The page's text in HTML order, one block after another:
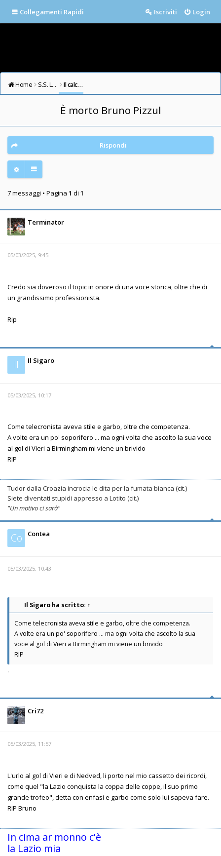
Collegamenti Rapidi Login
Iscriviti
Home S.S. LAZIO FORUM Il calcio in testa
È morto Bruno Pizzul
Rispondi
7 messaggi • Pagina 1 di 1
Terminator
05/03/2025, 9:45
Credo sia doveroso il topic in onore di una voce storica, oltre che di
un grandissimo professionista.
Rip
Il Il Sigaro
05/03/2025, 10:17
Come telecronista aveva stile e garbo, oltre che competenza.
A volte era un po' soporifero ... ma ogni volta che ascolto la sua voce
al gol di Vieri a Birmingham mi viene un brivido
RIP
Tudor dalla Croazia incrocia le dita per la fumata bianca (cit.)
Siete diventati stupidi appresso a Lotito (cit.)
"Un motivo ci sarà"
Co Contea
05/03/2025, 10:43
Il Sigaro ha scritto: ↑
Come telecronista aveva stile e garbo, oltre che competenza.
A volte era un po' soporifero ... ma ogni volta che ascolto la sua
voce al gol di Vieri a Birmingham mi viene un brivido
RIP
.
Cri72
05/03/2025, 11:57
L'urlo al gol di Vieri e di Nedved, li porto nel mio cassetto dei ricordi,
come quel "la Lazio conquista la coppa delle coppe, il suo primo
grande trofeo", detta con enfasi e garbo come solo lui sapeva fare.
RIP Bruno
In cima ar monno c'è
la Lazio mia